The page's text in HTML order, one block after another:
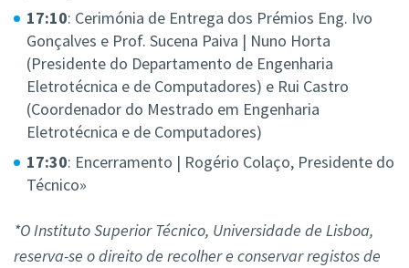
17:10: Cerimónia de Entrega dos Prémios Eng. Ivo
Gonçalves e Prof. Sucena Paiva | Nuno Horta
(Presidente do Departamento de Engenharia
Eletrotécnica e de Computadores) e Rui Castro
(Coordenador do Mestrado em Engenharia
Eletrotécnica e de Computadores)
17:30: Encerramento | Rogério Colaço, Presidente do
Técnico»
*O Instituto Superior Técnico, Universidade de Lisboa,
reserva-se o direito de recolher e conservar registos de